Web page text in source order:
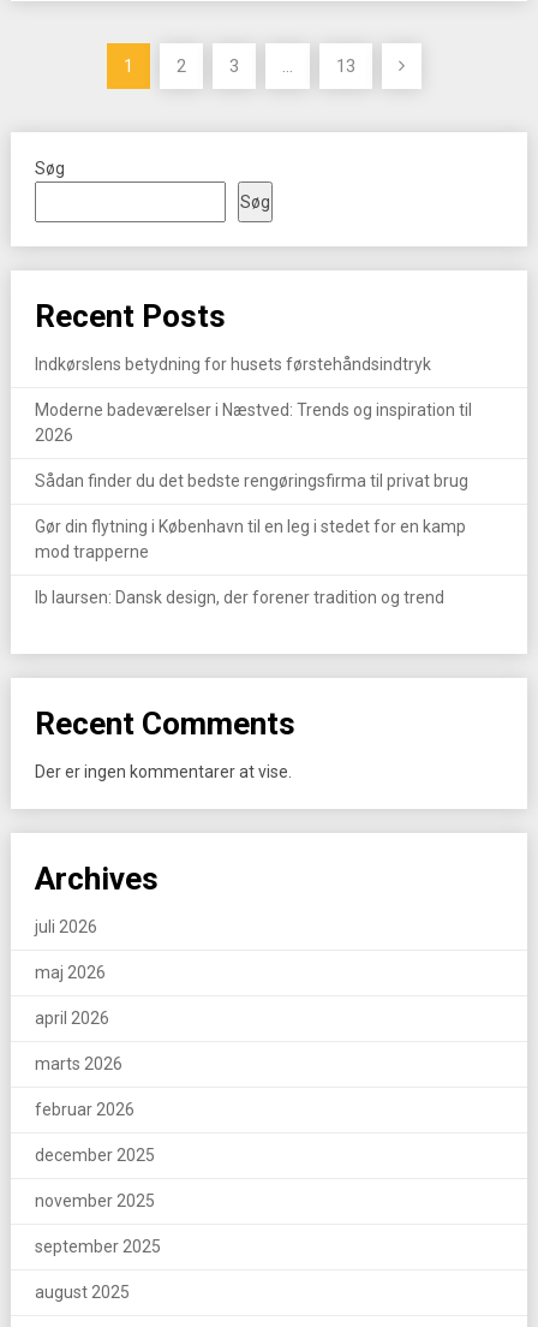
Indlægsinddeling
1 2 3 … 13
Søg
Søg
Recent Posts
Indkørslens betydning for husets førstehåndsindtryk
Moderne badeværelser i Næstved: Trends og inspiration til
2026
Sådan finder du det bedste rengøringsfirma til privat brug
Gør din flytning i København til en leg i stedet for en kamp
mod trapperne
Ib laursen: Dansk design, der forener tradition og trend
Recent Comments
Der er ingen kommentarer at vise.
Archives
juli 2026
maj 2026
april 2026
marts 2026
februar 2026
december 2025
november 2025
september 2025
august 2025